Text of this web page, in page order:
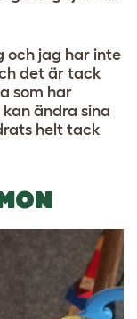
och jag har inte
det är tack
som har
ändra sina
helt tack